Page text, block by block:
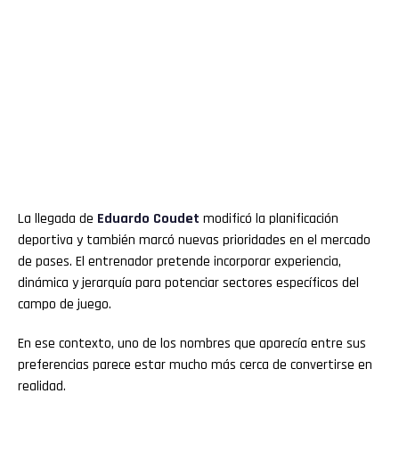
La llegada de Eduardo Coudet modificó la planificación
deportiva y también marcó nuevas prioridades en el mercado
de pases. El entrenador pretende incorporar experiencia,
dinámica y jerarquía para potenciar sectores específicos del
campo de juego.
En ese contexto, uno de los nombres que aparecía entre sus
preferencias parece estar mucho más cerca de convertirse en
realidad.